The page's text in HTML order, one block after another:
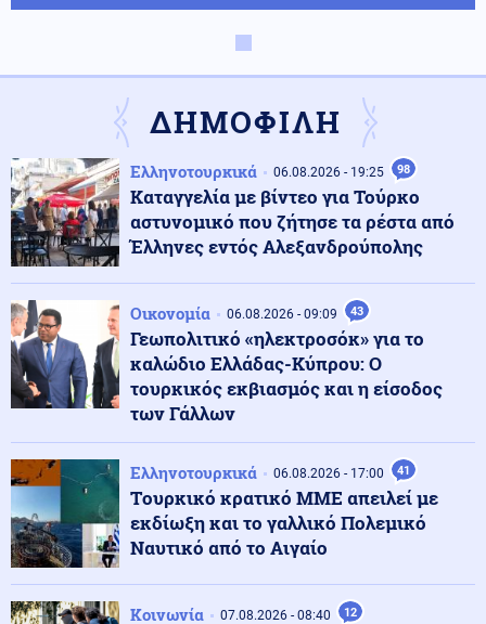
Κόσμος
Κι όμως... Τα ΜΜΕ της Βόρειας Κορέας προτείνουν
σούπα με κρέας σκύλου, ως διέξοδο στον καύσωνα
Κοινωνία
παρακολουθώντας την 13χρονη γειτόνισσα του - Η
ποινή που του επιβλήθηκε
Κόσμος 07.08.2026 - 23:12
Η Ισπανία ξεκινά ελέγχους σε ταξιδιώτες από την
Σεπτεμβρίου
Κόσμος 07.08.2026 - 23:08
Μόλις ανακοινωθεί συμφωνία για το Ορμούζ, θα
τερματιστεί ο ναυτικός αποκλεισμός στο Ιράν,
ΔΗΜΟΦΙΛΗ
Ελληνοτουρκικά 06.08.2026 - 19:25 98
Καταγγελία με βίντεο για Τούρκο
αστυνομικό που ζήτησε τα ρέστα από
Έλληνες εντός Αλεξανδρούπολης
Οικονομία 06.08.2026 - 09:09 43
Γεωπολιτικό «ηλεκτροσόκ» για το
καλώδιο Ελλάδας-Κύπρου: Ο
τουρκικός εκβιασμός και η είσοδος
των Γάλλων
Ελληνοτουρκικά 06.08.2026 - 17:00 41
Tουρκικό κρατικό ΜΜΕ απειλεί με
εκδίωξη και το γαλλικό Πολεμικό
Ναυτικό από το Αιγαίο
Κοινωνία 07.08.2026 - 08:40 12